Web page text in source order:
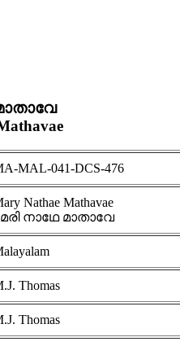
MAL-041-DCS-476
Nathae Mathavae
നാഥേ മാതാവേ
Thomas
Thomas